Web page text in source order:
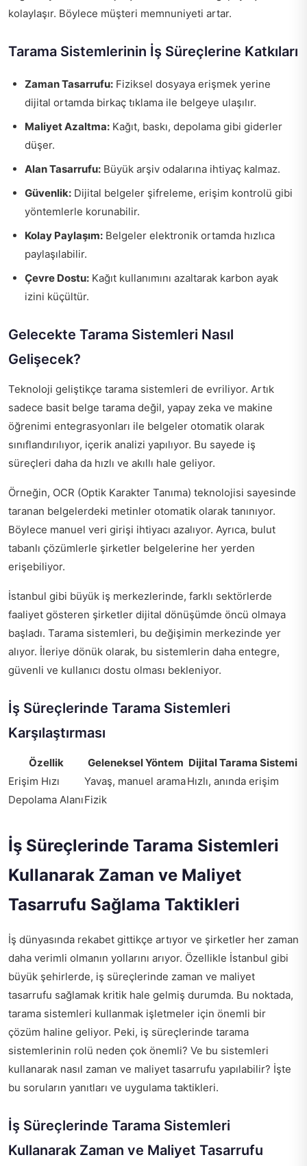
kolaylaşır. Böylece müşteri memnuniyeti artar.
Tarama Sistemlerinin İş Süreçlerine Katkıları
Zaman Tasarrufu: Fiziksel dosyaya erişmek yerine
dijital ortamda birkaç tıklama ile belgeye ulaşılır.
Maliyet Azaltma: Kağıt, baskı, depolama gibi giderler
düşer.
Alan Tasarrufu: Büyük arşiv odalarına ihtiyaç kalmaz.
Güvenlik: Dijital belgeler şifreleme, erişim kontrolü gibi
yöntemlerle korunabilir.
Kolay Paylaşım: Belgeler elektronik ortamda hızlıca
paylaşılabilir.
Çevre Dostu: Kağıt kullanımını azaltarak karbon ayak
izini küçültür.
Gelecekte Tarama Sistemleri Nasıl
Gelişecek?
Teknoloji geliştikçe tarama sistemleri de evriliyor. Artık
sadece basit belge tarama değil, yapay zeka ve makine
öğrenimi entegrasyonları ile belgeler otomatik olarak
sınıflandırılıyor, içerik analizi yapılıyor. Bu sayede iş
süreçleri daha da hızlı ve akıllı hale geliyor.
Örneğin, OCR (Optik Karakter Tanıma) teknolojisi sayesinde
taranan belgelerdeki metinler otomatik olarak tanınıyor.
Böylece manuel veri girişi ihtiyacı azalıyor. Ayrıca, bulut
tabanlı çözümlerle şirketler belgelerine her yerden
erişebiliyor.
İstanbul gibi büyük iş merkezlerinde, farklı sektörlerde
faaliyet gösteren şirketler dijital dönüşümde öncü olmaya
başladı. Tarama sistemleri, bu değişimin merkezinde yer
alıyor. İleriye dönük olarak, bu sistemlerin daha entegre,
güvenli ve kullanıcı dostu olması bekleniyor.
İş Süreçlerinde Tarama Sistemleri
Karşılaştırması
Özellik Geleneksel Yöntem Dijital Tarama Sistemi
Erişim Hızı
Yavaş, manuel aramaHızlı, anında erişim
Depolama AlanıFizik
İş Süreçlerinde Tarama Sistemleri
Kullanarak Zaman ve Maliyet
Tasarrufu Sağlama Taktikleri
İş dünyasında rekabet gittikçe artıyor ve şirketler her zaman
daha verimli olmanın yollarını arıyor. Özellikle İstanbul gibi
büyük şehirlerde, iş süreçlerinde zaman ve maliyet
tasarrufu sağlamak kritik hale gelmiş durumda. Bu noktada,
tarama sistemleri kullanmak işletmeler için önemli bir
çözüm haline geliyor. Peki, iş süreçlerinde tarama
sistemlerinin rolü neden çok önemli? Ve bu sistemleri
kullanarak nasıl zaman ve maliyet tasarrufu yapılabilir? İşte
bu soruların yanıtları ve uygulama taktikleri.
İş Süreçlerinde Tarama Sistemleri
Kullanarak Zaman ve Maliyet Tasarrufu